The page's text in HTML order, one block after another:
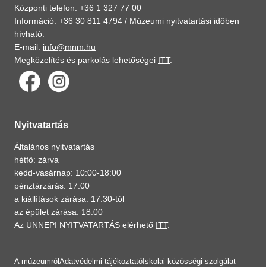
Központi telefon: +36 1 327 77 00
Információ: +36 30 811 4794 / Múzeumi nyitvatartási időben
hívható.
E-mail: info@mnm.hu
Megközelítés és parkolás lehetőségei ITT.
Nyitvatartás
Általános nyitvatartás
hétfő: zárva
kedd-vasárnap: 10:00-18:00
pénztárzárás: 17:00
a kiállítások zárása: 17:30-tól
az épület zárása: 18:00
Az ÜNNEPI NYITVATARTÁS elérhető ITT.
A múzeumról Adatvédelmi tájékoztató Iskolai közösségi szolgálat